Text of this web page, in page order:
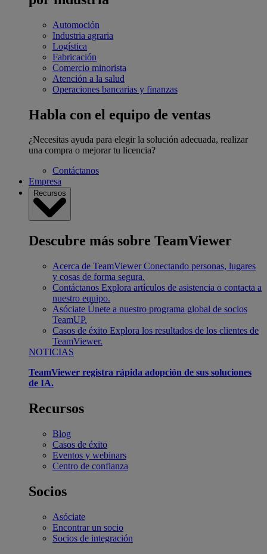
Automoción
Industria agraria
Logística
Fabricación
Comercio minorista
Atención a la salud
Operaciones bancarias y finanzas
Habla con el equipo de ventas
¿Necesitas ayuda para elegir la solución adecuada, realizar
una compra o mejorar tu licencia?
Contáctanos
Empresa
Recursos
Descubre más sobre TeamViewer
Acerca de TeamViewer Conectando personas, lugares
y cosas de forma segura.
Contáctanos Explora artículos de asistencia o contacta a
nuestro equipo.
Asóciate Únete a nuestro programa global de socios
TeamUP.
Casos de éxito Explora los resultados de los clientes de
TeamViewer.
NOTICIAS
TeamViewer registra rápida adopción de sus soluciones
de IA.
Recursos
Blog
Casos de éxito
Eventos y webinars
Centro de confianza
Socios
Asóciate
Encontrar un socio
Socios de integración